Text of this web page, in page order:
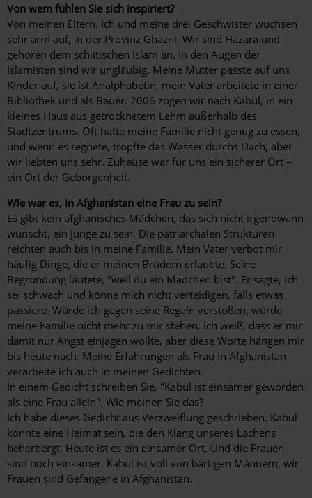
Von wem fühlen Sie sich inspiriert?
Von meinen Eltern. Ich und meine drei Geschwister wuchsen
sehr arm auf, in der Provinz Ghazni. Wir sind Hazara und
gehören dem schiitischen Islam an. In den Augen der
Islamisten sind wir ungläubig. Meine Mutter passte auf uns
Kinder auf, sie ist Analphabetin, mein Vater arbeitete in einer
Bibliothek und als Bauer. 2006 zogen wir nach Kabul, in ein
kleines Haus aus getrocknetem Lehm außerhalb des
Stadtzentrums. Oft hatte meine Familie nicht genug zu essen,
und wenn es regnete, tropfte das Wasser durchs Dach, aber
wir liebten uns sehr. Zuhause war für uns ein sicherer Ort –
ein Ort der Geborgenheit.
Wie war es, in Afghanistan eine Frau zu sein?
Es gibt kein afghanisches Mädchen, das sich nicht irgendwann
wünscht, ein Junge zu sein. Die patriarchalen Strukturen
reichten auch bis in meine Familie. Mein Vater verbot mir
häufig Dinge, die er meinen Brüdern erlaubte. Seine
Begründung lautete, "weil du ein Mädchen bist". Er sagte, ich
sei schwach und könne mich nicht verteidigen, falls etwas
passiere. Würde ich gegen seine Regeln verstoßen, würde
meine Familie nicht mehr zu mir stehen. Ich weiß, dass er mir
damit nur Angst einjagen wollte, aber diese Worte hängen mir
bis heute nach. Meine Erfahrungen als Frau in Afghanistan
verarbeite ich auch in meinen Gedichten.
In einem Gedicht schreiben Sie, "Kabul ist einsamer geworden
als eine Frau allein". Wie meinen Sie das?
Ich habe dieses Gedicht aus Verzweiflung geschrieben. Kabul
könnte eine Heimat sein, die den Klang unseres Lachens
beherbergt. Heute ist es ein einsamer Ort. Und die Frauen
sind noch einsamer. Kabul ist voll von bärtigen Männern, wir
Frauen sind Gefangene in Afghanistan.